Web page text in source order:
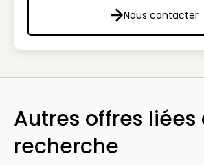
Nous
Nous contacter
Autres offres liées
recherche